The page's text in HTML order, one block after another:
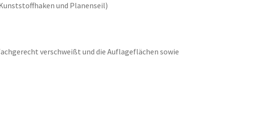
und Planenseil)
verschweißt und die Auflageflächen sowie